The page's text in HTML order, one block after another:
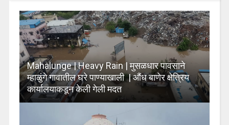
Mahalunge | Heavy Rain | मुसळधार पावसाने
म्हाळुंगे गावातील घरे पाण्याखाली | औंध बाणेर क्षेत्रिय
कार्यालयाकडून केली गेली मदत